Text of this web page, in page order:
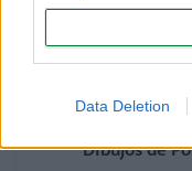
Data Deletion
Dibujos de